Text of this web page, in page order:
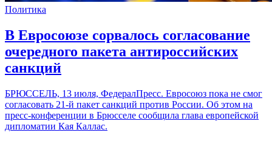
Политика
В Евросоюзе сорвалось согласование
очередного пакета антироссийских
санкций
БРЮССЕЛЬ, 13 июля, ФедералПресс. Евросоюз пока не смог
согласовать 21-й пакет санкций против России. Об этом на
пресс-конференции в Брюсселе сообщила глава европейской
дипломатии Кая Каллас.